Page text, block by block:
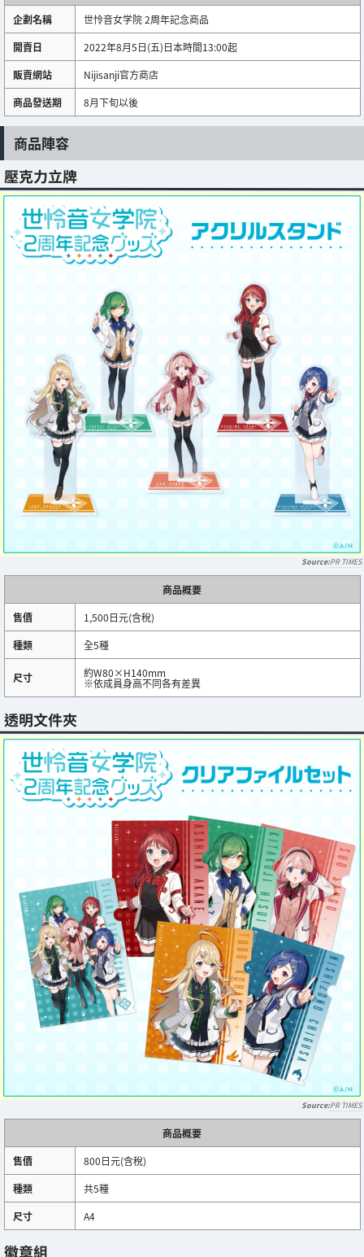
企劃名稱
世怜音女学院 2周年記念商品
開賣日
2022年8月5日(五)日本時間13:00起
販賣網站
Nijisanji官方商店
商品發送期
8月下旬以後
商品陣容
壓克力立牌
PR TIMES
商品概要
售價
1,500日元(含稅)
種類
全5種
尺寸 約W80×H140mm
※依成員身高不同各有差異
透明文件夾
PR TIMES
商品概要
售價
800日元(含稅)
種類
共5種
尺寸
A4
徽章組